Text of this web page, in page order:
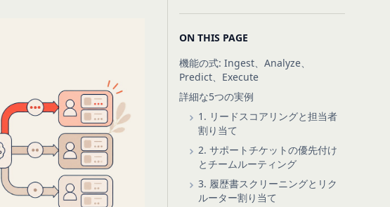
ON THIS PAGE
機能の式: Ingest、Analyze、
Predict、Execute
詳細な5つの実例
1. リードスコアリングと担当者
割り当て
2. サポートチケットの優先付け
とチームルーティング
3. 履歴書スクリーニングとリク
ルーター割り当て